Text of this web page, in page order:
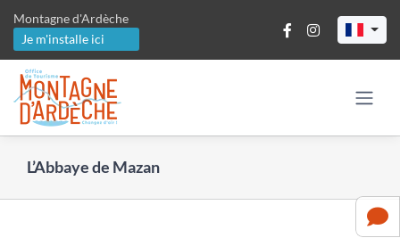
contenu
Montagne d'Ardèche
Je m'installe ici
L’Abbaye de Mazan